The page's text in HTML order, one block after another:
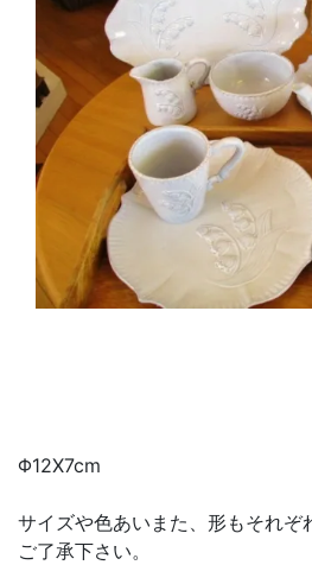
Φ12X7cm
サイズや色あいまた、形もそれぞ
ご了承下さい。